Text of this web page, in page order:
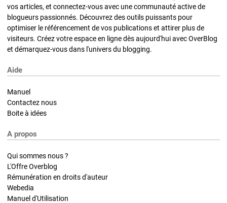
vos articles, et connectez-vous avec une communauté active de
blogueurs passionnés. Découvrez des outils puissants pour
optimiser le référencement de vos publications et attirer plus de
visiteurs. Créez votre espace en ligne dès aujourd'hui avec OverBlog
et démarquez-vous dans l'univers du blogging.
Aide
Manuel
Contactez nous
Boite à idées
A propos
Qui sommes nous ?
L'Offre Overblog
Rémunération en droits d'auteur
Webedia
Manuel d'Utilisation